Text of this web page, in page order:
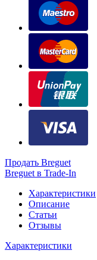
Продать Breguet
Breguet в Trade-In
Характеристики
Описание
Статьи
Отзывы
Характеристики